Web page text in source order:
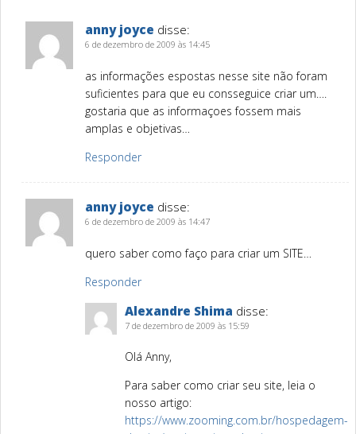
anny joyce disse:
6 de dezembro de 2009 às 14:45
as informações espostas nesse site não foram
suficientes para que eu consseguice criar um….
gostaria que as informaçoes fossem mais
amplas e objetivas…
Responder
anny joyce disse:
6 de dezembro de 2009 às 14:47
quero saber como faço para criar um SITE…
Responder
Alexandre Shima disse:
7 de dezembro de 2009 às 15:59
Olá Anny,
Para saber como criar seu site, leia o
nosso artigo:
https://www.zooming.com.br/hospedagem-